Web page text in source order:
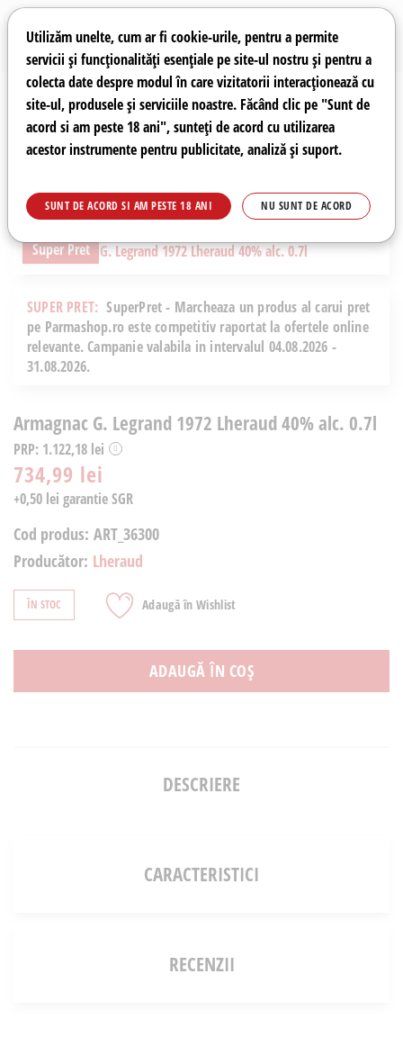
Preferințe pentru cookie-uri
Utilizăm unelte, cum ar fi cookie-urile, pentru a permite
servicii și funcționalități esențiale pe site-ul nostru și pentru a
colecta date despre modul în care vizitatorii interacționează cu
site-ul, produsele și serviciile noastre. Făcând clic pe "Sunt de
acord si am peste 18 ani", sunteți de acord cu utilizarea
acestor instrumente pentru publicitate, analiză și suport.
SUNT DE ACORD SI AM PESTE 18 ANI NU SUNT DE ACORD
Wishlist Autentificare
Super Pret
SUPER PRET: SuperPret - Marcheaza un produs al carui pret
pe Parmashop.ro este competitiv raportat la ofertele online
relevante. Campanie valabila in intervalul 04.08.2026 -
31.08.2026.
Armagnac G. Legrand 1972 Lheraud 40% alc. 0.7l
PRP: 1.122,18 lei
734,99 lei
+0,50 lei garantie SGR
Cod produs: ART_36300
Producător: Lheraud
ÎN STOC Adaugă în Wishlist
ADAUGĂ ÎN COȘ
DESCRIERE
CARACTERISTICI
RECENZII